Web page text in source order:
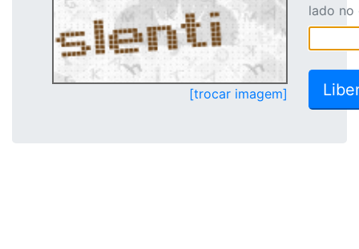
[trocar imagem]
lado no